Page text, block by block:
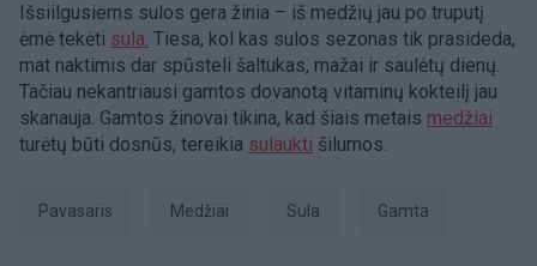
Išsiilgusiems sulos gera žinia – iš medžių jau po truputį
ėmė tekėti sula. Tiesa, kol kas sulos sezonas tik prasideda,
mat naktimis dar spūsteli šaltukas, mažai ir saulėtų dienų.
Tačiau nekantriausi gamtos dovanotą vitaminų kokteilį jau
skanauja. Gamtos žinovai tikina, kad šiais metais medžiai
turėtų būti dosnūs, tereikia sulaukti šilumos.
Pavasaris medžiai sula Gamta